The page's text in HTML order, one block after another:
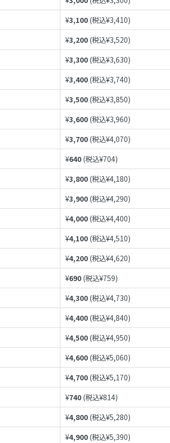
¥3,100 (税込¥3,410)
¥3,200 (税込¥3,520)
¥3,300 (税込¥3,630)
¥3,400 (税込¥3,740)
¥3,500 (税込¥3,850)
¥3,600 (税込¥3,960)
¥3,700 (税込¥4,070)
¥640 (税込¥704)
¥3,800 (税込¥4,180)
¥3,900 (税込¥4,290)
¥4,000 (税込¥4,400)
¥4,100 (税込¥4,510)
¥4,200 (税込¥4,620)
¥690 (税込¥759)
¥4,300 (税込¥4,730)
¥4,400 (税込¥4,840)
¥4,500 (税込¥4,950)
¥4,600 (税込¥5,060)
¥4,700 (税込¥5,170)
¥740 (税込¥814)
¥4,800 (税込¥5,280)
¥4,900 (税込¥5,390)